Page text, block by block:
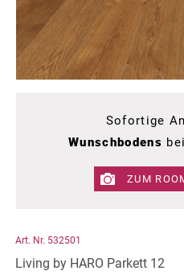
Sofortige
Wunschbodens
ZUM
Art. Nr. 532501
Living by HARO Parkett 12